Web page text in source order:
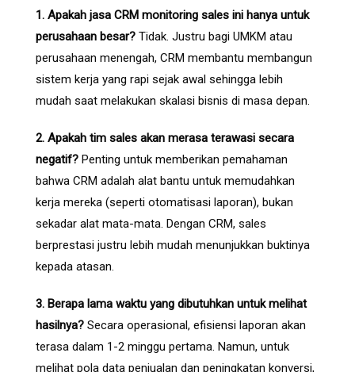
1. Apakah jasa CRM monitoring sales ini hanya untuk
perusahaan besar? Tidak. Justru bagi UMKM atau
perusahaan menengah, CRM membantu membangun
sistem kerja yang rapi sejak awal sehingga lebih
mudah saat melakukan skalasi bisnis di masa depan.
2. Apakah tim sales akan merasa terawasi secara
negatif? Penting untuk memberikan pemahaman
bahwa CRM adalah alat bantu untuk memudahkan
kerja mereka (seperti otomatisasi laporan), bukan
sekadar alat mata-mata. Dengan CRM, sales
berprestasi justru lebih mudah menunjukkan buktinya
kepada atasan.
3. Berapa lama waktu yang dibutuhkan untuk melihat
hasilnya? Secara operasional, efisiensi laporan akan
terasa dalam 1-2 minggu pertama. Namun, untuk
melihat pola data penjualan dan peningkatan konversi,